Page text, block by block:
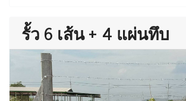
รั้ว 6 เส้น + 4 แผ่นทึบ